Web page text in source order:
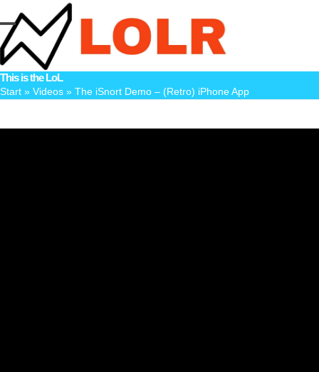
to
content
Open
mobile
menu
Close
mobile
menu
This is the LoL
Start » Videos » The iSnort Demo – (Retro) iPhone App